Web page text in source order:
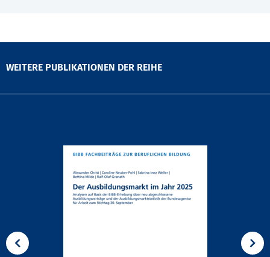
WEITERE PUBLIKATIONEN DER REIHE